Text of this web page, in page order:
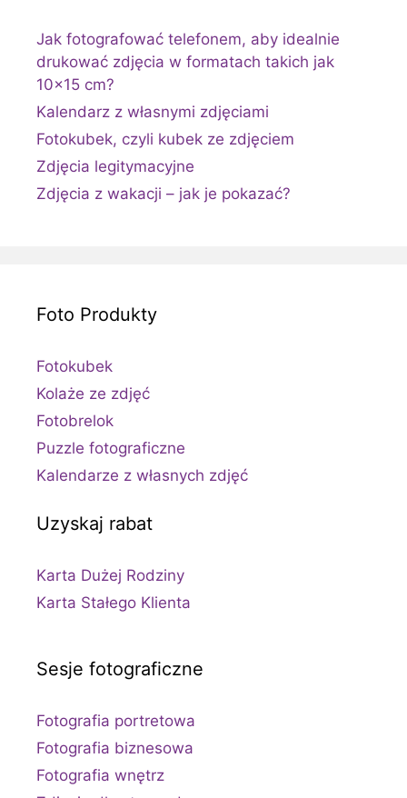
Jak fotografować telefonem, aby idealnie
drukować zdjęcia w formatach takich jak
10×15 cm?
Kalendarz z własnymi zdjęciami
Fotokubek, czyli kubek ze zdjęciem
Zdjęcia legitymacyjne
Zdjęcia z wakacji – jak je pokazać?
Foto Produkty
Fotokubek
Kolaże ze zdjęć
Fotobrelok
Puzzle fotograficzne
Kalendarze z własnych zdjęć
Uzyskaj rabat
Karta Dużej Rodziny
Karta Stałego Klienta
Sesje fotograficzne
Fotografia portretowa
Fotografia biznesowa
Fotografia wnętrz